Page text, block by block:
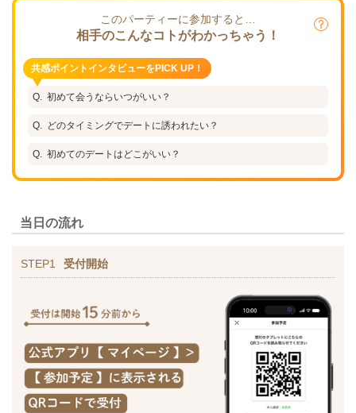
このパーティーに参加すると…
相手のこんなコトがわかっちゃう！
共感ポイントインタビューをPICK UP！
初めて会うならいつがいい？
どのタイミングでデートに誘われたい？
初めてのデートはどこがいい？
当日の流れ
STEP1 受付開始